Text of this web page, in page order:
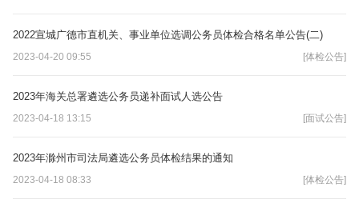
2022宣城广德市直机关、事业单位选调公务员体检合格名单公告(二)
2023-04-20 09:55 [体检公告]
2023年海关总署遴选公务员递补面试人选公告
2023-04-18 13:15 [面试公告]
2023年滁州市司法局遴选公务员体检结果的通知
2023-04-18 08:33 [体检公告]